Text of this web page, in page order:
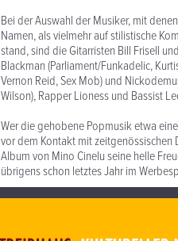
Bei der Auswahl der Musiker, mit
Namen, als vielmehr auf stilistische
stand, sind die Gitarristen Bill Frisell
Blackman (Parliament/Funkadelic,
Vernon Reid, Sex Mob) und
Wilson), Rapper Lioness und Bassist
Wer die gehobene Popmusik etwa
vor dem Kontakt mit zeitgenössischen
Album von Mino Cinelu seine helle
übrigens schon letztes Jahr im